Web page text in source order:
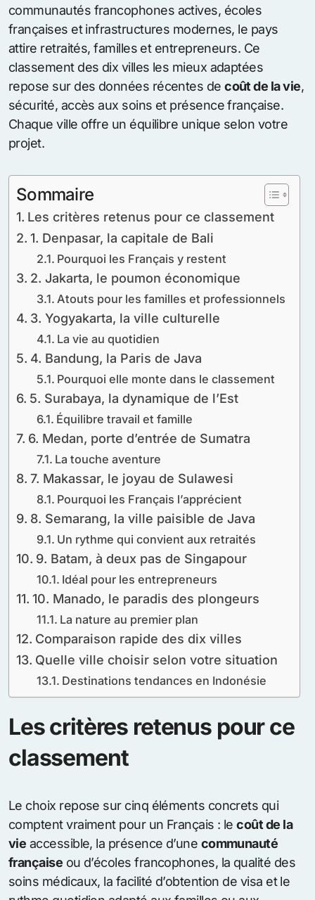
communautés francophones actives, écoles
françaises et infrastructures modernes, le pays
attire retraités, familles et entrepreneurs. Ce
classement des dix villes les mieux adaptées
repose sur des données récentes decoût de la vie,
sécurité, accès aux soins et présence française.
Chaque ville offre un équilibre unique selon votre
projet.
Sommaire
Les critères retenus pour ce classement
1. Denpasar, la capitale de Bali
Pourquoi les Français y restent
2. Jakarta, le poumon économique
Atouts pour les familles et professionnels
3. Yogyakarta, la ville culturelle
La vie au quotidien
4. Bandung, la Paris de Java
Pourquoi elle monte dans le classement
5. Surabaya, la dynamique de l’Est
Équilibre travail et famille
6. Medan, porte d’entrée de Sumatra
La touche aventure
7. Makassar, le joyau de Sulawesi
Pourquoi les Français l’apprécient
8. Semarang, la ville paisible de Java
Un rythme qui convient aux retraités
9. Batam, à deux pas de Singapour
Idéal pour les entrepreneurs
10. Manado, le paradis des plongeurs
La nature au premier plan
Comparaison rapide des dix villes
Quelle ville choisir selon votre situation
Destinations tendances en Indonésie
Les critères retenus pour ce
classement
Le choix repose sur cinq éléments concrets qui
comptent vraiment pour un Français : lecoût de la
vie accessible, la présence d’une communauté
française ou d’écoles francophones, la qualité des
soins médicaux, la facilité d’obtention de visa et le